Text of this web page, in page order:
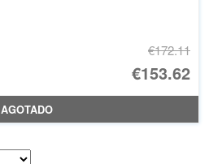
€172.11
El
€153.62
El
AGOTADO